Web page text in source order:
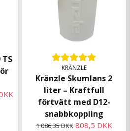
TS
KRÄNZLE
Kränzle Skumlans 2
liter – Kraftfull
förtvätt med D12-
snabbkoppling
1 086,35 DKK 808,5 DKK